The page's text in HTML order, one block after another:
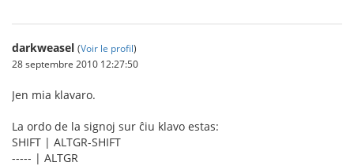
darkweasel (Voir le profil)
28 septembre 2010 12:27:50
Jen mia klavaro.
La ordo de la signoj sur ĉiu klavo estas:
SHIFT | ALTGR-SHIFT
----- | ALTGR